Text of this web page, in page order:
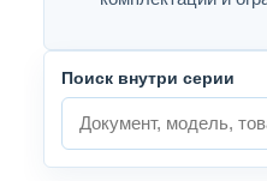
Поиск внутри серии